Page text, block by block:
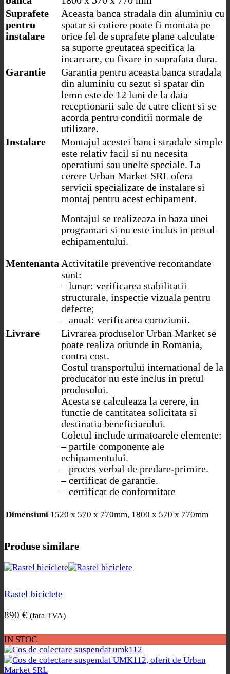
Suprafete
pentru
instalare
Aceasta banca stradala din aluminiu cu
spatar si cotiere poate fi montata pe
orice fel de suprafete plane calculate
sa suporte greutatea specifica la
incarcare, cu fixare in suprafata dura.
Garantie
Garantia pentru aceasta banca stradala
din aluminiu cu sezut si spatar din
lemn este de 12 luni de la data
receptionarii sale de catre client si se
acorda pentru conditii normale de
utilizare.
Instalare
Montajul acestei banci stradale simple
este relativ facil si nu necesita
operatiuni sau unelte speciale. La
cerere Urban Market SRL ofera
servicii specializate de instalare si
montaj pentru acest echipament.
Montajul se realizeaza in baza unei
programari si nu este inclus in pretul
echipamentului.
Mentenanta Activitatile preventive recomandate
sunt:
– lunar: verificarea stabilitatii
structurale, inspectie vizuala pentru
defecte;
– anual: verificarea coroziunii.
Livrare
Livrarea produselor Urban Market se
poate realiza oriunde in Romania,
contra cost.
Costul transportului international de la
producator nu este inclus in pretul
produsului.
Acesta se calculeaza la cerere, in
functie de cantitatea solicitata si
destinatia beneficiarului.
Coletul include urmatoarele elemente:
– partile componente ale
echipamentului.
– proces verbal de predare-primire.
– certificat de garantie.
– certificat de conformitate
Dimensiuni 1520 x 570 x 770mm, 1800 x 570 x 770mm
Produse similare
Rastel biciclete
890 € (fara TVA)
IN STOC